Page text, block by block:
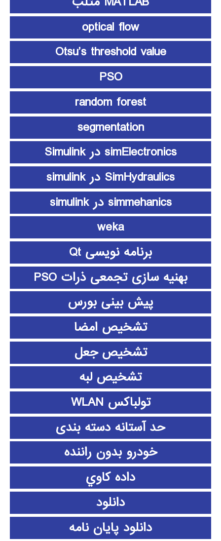
optical flow
Otsu’s threshold value
PSO
random forest
segmentation
simElectronics در Simulink
SimHydraulics در simulink
simmehanics در simulink
weka
برنامه نویسی Qt
بهنیه سازی تجمعی ذرات PSO
پیش بینی بورس
تشخیص امضا
تشخیص جعل
تشخیص لبه
تولباکس WLAN
حد آستانه دسته بندی
خودرو بدون راننده
داده كاوي
دانلود
دانلود پايان نامه